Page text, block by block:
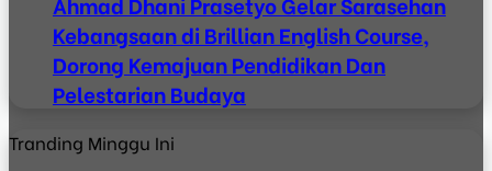
Kebangsaan di Brillian English Course,
Dorong Kemajuan Pendidikan Dan
Pelestarian Budaya
Tranding Minggu Ini